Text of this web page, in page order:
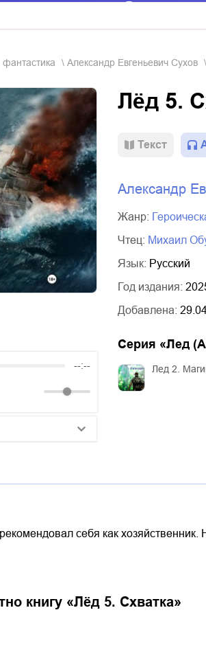
фантастика Александр Евгеньевич Сухов
--:--
Лёд 5.
Текст
Александр
Жанр:
Чтец:
Михаил
Язык: Русский
Год издания:
Добавлена:
Серия «Лед
Лед 2.
себя как хозяйственник.
книгу «Лёд 5. Схватка»